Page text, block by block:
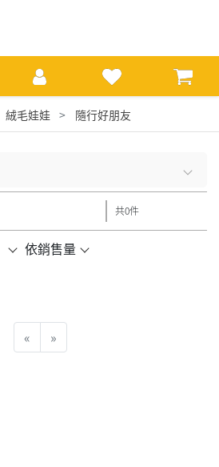
絨毛娃娃 隨行好朋友
共0件
依銷售量
« »